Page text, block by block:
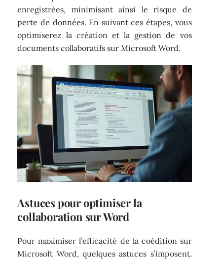
enregistrées, minimisant ainsi le risque de
perte de données. En suivant ces étapes, vous
optimiserez la création et la gestion de vos
documents collaboratifs sur Microsoft Word.
Astuces pour optimiser la
collaboration sur Word
Pour maximiser l’efficacité de la coédition sur
Microsoft Word, quelques astuces s’imposent.